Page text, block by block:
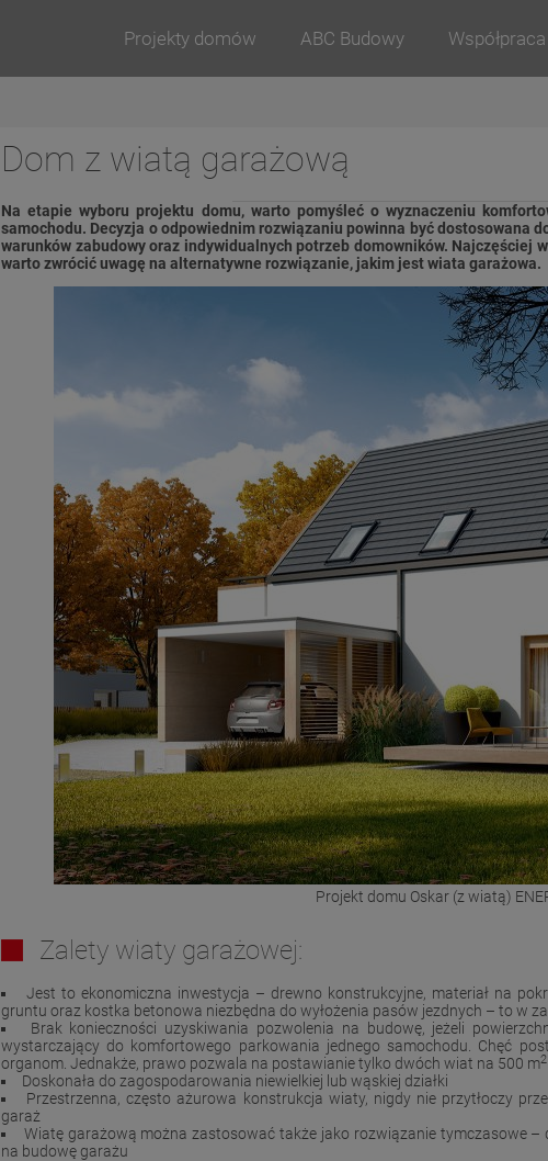
Projekty domów ABC Budowy Współpraca
Dom z wiatą garażową
Na etapie wyboru projektu domu, warto pomyśleć o wyznaczeniu
samochodu. Decyzja o odpowiednim rozwiązaniu powinna być dostosowana
warunków zabudowy oraz indywidualnych potrzeb domowników. Najczęściej
warto zwrócić uwagę na alternatywne rozwiązanie, jakim jest wiata garażowa.
Projekt domu Oskar (z wiatą)
Zalety wiaty garażowej:
Jest to ekonomiczna inwestycja – drewno konstrukcyjne, materiał na
gruntu oraz kostka betonowa niezbędna do wyłożenia pasów jezdnych – to w
Brak konieczności uzyskiwania pozwolenia na budowę, jeżeli
wystarczający do komfortowego parkowania jednego samochodu. Chęć
organom. Jednakże, prawo pozwala na postawianie tylko dwóch wiat na 500 m2
Doskonała do zagospodarowania niewielkiej lub wąskiej działki
Przestrzenna, często ażurowa konstrukcja wiaty, nigdy nie przytłoczy
garaż
Wiatę garażową można zastosować także jako rozwiązanie tymczasowe
na budowę garażu